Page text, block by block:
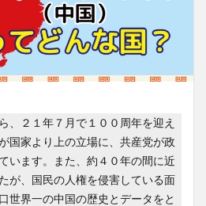
、２１年７月で１００周年を迎え
国家より上の立場に、共産党が政
います。また、約４０年の間に近
が、国民の人権を侵害している面
世界一の中国の歴史とデータをと